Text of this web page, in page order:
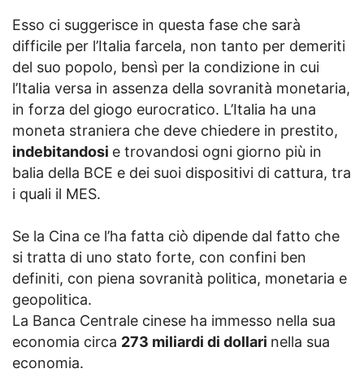
Esso ci suggerisce in questa fase che sarà
difficile per l’Italia farcela, non tanto per demeriti
del suo popolo, bensì per la condizione in cui
l’Italia versa in assenza della sovranità monetaria,
in forza del giogo eurocratico. L’Italia ha una
moneta straniera che deve chiedere in prestito,
indebitandosi e trovandosi ogni giorno più in
balia della BCE e dei suoi dispositivi di cattura, tra
i quali il MES.
Se la Cina ce l’ha fatta ciò dipende dal fatto che
si tratta di uno stato forte, con confini ben
definiti, con piena sovranità politica, monetaria e
geopolitica.
La Banca Centrale cinese ha immesso nella sua
economia circa 273 miliardi di dollari nella sua
economia.